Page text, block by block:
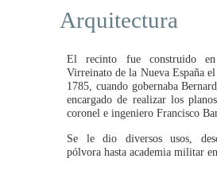
Arquitectura
El recinto fue construido
Virreinato de la Nueva España
1785, cuando gobernaba
encargado de realizar los
coronel e ingeniero Francisco
Se le dio diversos usos,
pólvora hasta academia militar en